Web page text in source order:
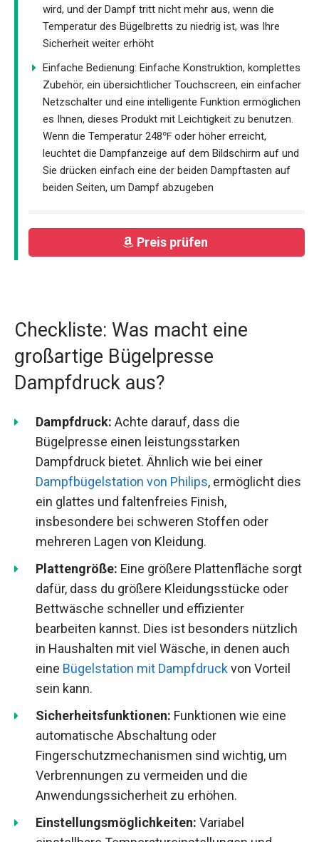
wird, und der Dampf tritt nicht mehr aus, wenn die
Temperatur des Bügelbretts zu niedrig ist, was Ihre
Sicherheit weiter erhöht
Einfache Bedienung: Einfache Konstruktion, komplettes
Zubehör, ein übersichtlicher Touchscreen, ein einfacher
Netzschalter und eine intelligente Funktion ermöglichen
es Ihnen, dieses Produkt mit Leichtigkeit zu benutzen.
Wenn die Temperatur 248℉ oder höher erreicht,
leuchtet die Dampfanzeige auf dem Bildschirm auf und
Sie drücken einfach eine der beiden Dampftasten auf
beiden Seiten, um Dampf abzugeben
Preis prüfen
Checkliste: Was macht eine
großartige Bügelpresse
Dampfdruck aus?
Dampfdruck: Achte darauf, dass die
Bügelpresse einen leistungsstarken
Dampfdruck bietet. Ähnlich wie bei einer
Dampfbügelstation von Philips, ermöglicht dies
ein glattes und faltenfreies Finish,
insbesondere bei schweren Stoffen oder
mehreren Lagen von Kleidung.
Plattengröße: Eine größere Plattenfläche sorgt
dafür, dass du größere Kleidungsstücke oder
Bettwäsche schneller und effizienter
bearbeiten kannst. Dies ist besonders nützlich
in Haushalten mit viel Wäsche, in denen auch
eine Bügelstation mit Dampfdruckvon Vorteil
sein kann.
Sicherheitsfunktionen: Funktionen wie eine
automatische Abschaltung oder
Fingerschutzmechanismen sind wichtig, um
Verbrennungen zu vermeiden und die
Anwendungssicherheit zu erhöhen.
Einstellungsmöglichkeiten: Variabel